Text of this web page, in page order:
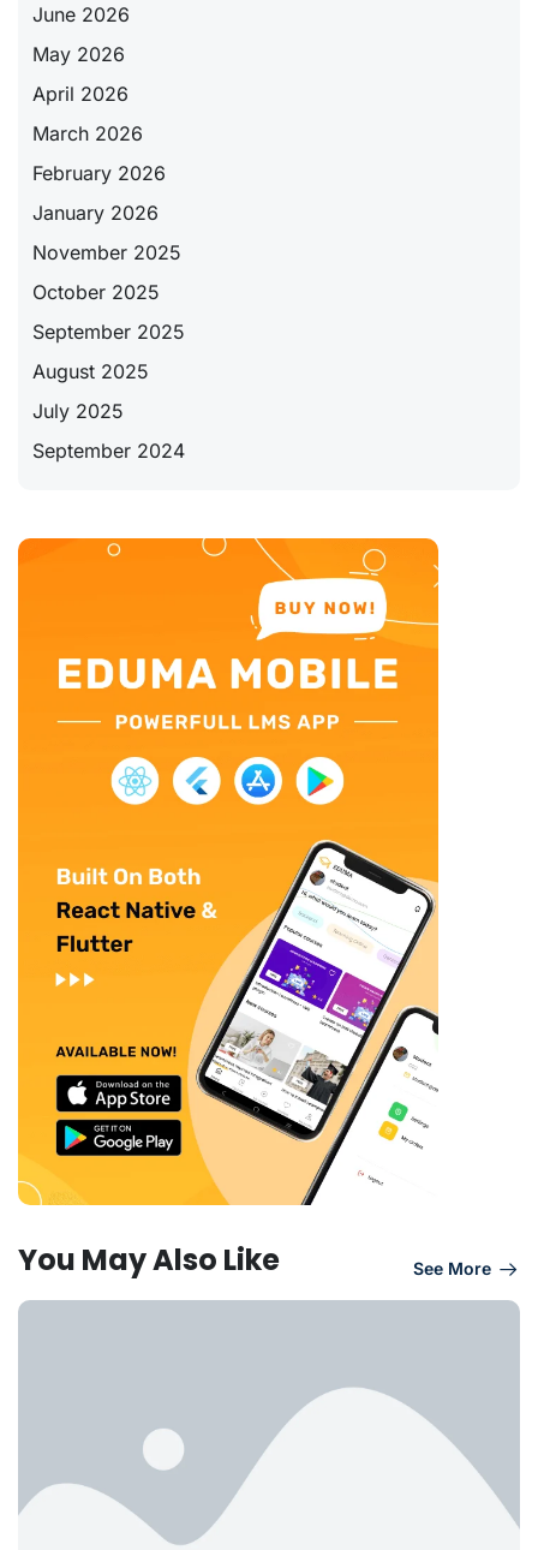
June 2026
May 2026
April 2026
March 2026
February 2026
January 2026
November 2025
October 2025
September 2025
August 2025
July 2025
September 2024
You May Also Like See More